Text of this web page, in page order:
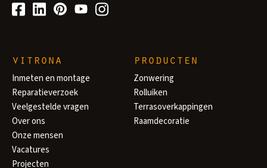
vitrona
Inmeten en montage
Reparatieverzoek
Veelgestelde vragen
Over ons
Onze mensen
Vacatures
Projecten
producten
Zonwering
Rolluiken
Terrasoverkappingen
Raamdecoratie